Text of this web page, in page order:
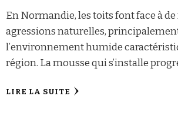
En Normandie, les toits font face à
agressions naturelles,
l’environnement humide
région. La mousse qui s’installe
LIRE LA SUITE